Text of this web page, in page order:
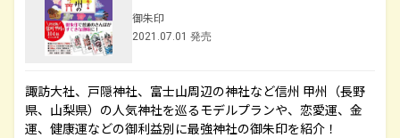
御朱印
2021.07.01 発売
諏訪大社、戸隠神社、富士山周辺の神社など信州 甲州（長野
県、山梨県）の人気神社を巡るモデルプランや、恋愛運、金
運、健康運などの御利益別に最強神社の御朱印を紹介！